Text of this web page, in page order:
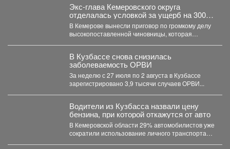
Экс-глава Кемеровского округа
отделалась условкой за ущерб на 300
млн рублей
В Кемерове вынесли приговор по громкому делу
высокопоставленной чиновницы, которая
В Кузбассе снова снизилась
заболеваемость ОРВИ
За неделю с 27 июля по 2 августа в Кузбассе
зарегистрировано 3,9 тысячи случаев ОРВИ...
Водители из Кузбасса назвали цену
бензина, при которой откажутся от авто
В Кемеровской области 29% автомобилистов уже
сократили использование личного транспорта